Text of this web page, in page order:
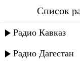
мадани
Список
Радио Кавказ
Радио Дагестан